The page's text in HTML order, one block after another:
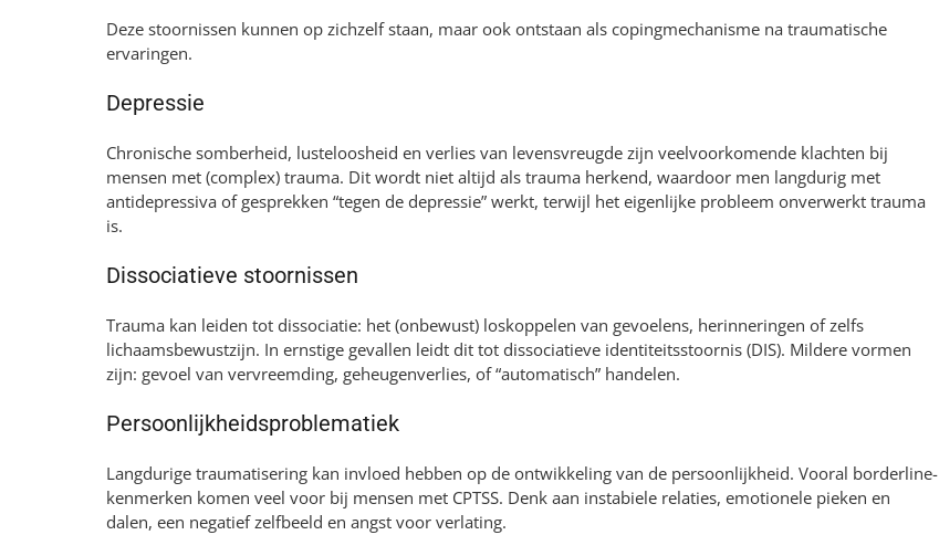
Deze stoornissen kunnen op zichzelf staan, maar ook ontstaan als copingmechanisme na traumatische
ervaringen.
Depressie
Chronische somberheid, lusteloosheid en verlies van levensvreugde zijn veelvoorkomende klachten bij
mensen met (complex) trauma. Dit wordt niet altijd als trauma herkend, waardoor men langdurig met
antidepressiva of gesprekken “tegen de depressie” werkt, terwijl het eigenlijke probleem onverwerkt trauma
is.
Dissociatieve stoornissen
Trauma kan leiden tot dissociatie: het (onbewust) loskoppelen van gevoelens, herinneringen of zelfs
lichaamsbewustzijn. In ernstige gevallen leidt dit tot dissociatieve identiteitsstoornis (DIS). Mildere vormen
zijn: gevoel van vervreemding, geheugenverlies, of “automatisch” handelen.
Persoonlijkheidsproblematiek
Langdurige traumatisering kan invloed hebben op de ontwikkeling van de persoonlijkheid. Vooral borderline-
kenmerken komen veel voor bij mensen met CPTSS. Denk aan instabiele relaties, emotionele pieken en
dalen, een negatief zelfbeeld en angst voor verlating.